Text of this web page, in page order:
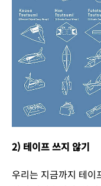
2) 테이프 쓰지 않기
우리는 지금까지 테이